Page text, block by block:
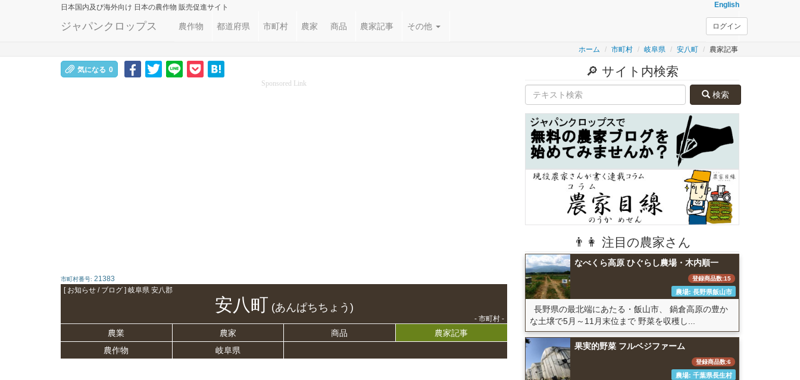
日本国内及び海外向け 日本の農作物 販売促進サイト English
ジャパンクロップス 農作物 都道府県 市町村 農家 商品 農家記事 その他 ログイン
ホーム 市町村 岐阜県 安八町 農家記事
気になる 0
Sponsored Link
市町村番号: 21383
[ お知らせ / ブログ ] 岐阜県 安八郡
安八町 (あんぱちちょう)
- 市町村 -
農業 農家 商品
農家記事
農作物
岐阜県
🔎 サイト内検索
検索
👨👩 注目の農家さん
なべくら高原 ひぐらし農場・木内順一
登録商品数:15
農場: 長野県飯山市
長野県の最北端にあたる・飯山市、 鍋倉高原の豊か
な土壌で5月～11月末位まで 野菜を収穫し...
果実的野菜 フルベジファーム
登録商品数:6
農場: 千葉県長生村